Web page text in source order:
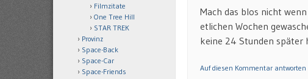
Mach das blos nicht
etlichen Wochen
keine 24 Stunden später
Auf diesen Kommentar antworten
Filmzitate
One Tree Hill
STAR TREK
Provinz
Space-Back
Space-Car
Space-Friends